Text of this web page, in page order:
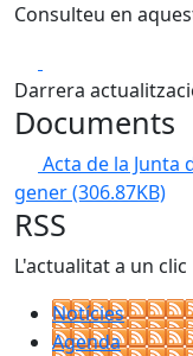
Consulteu en
Darrera
Documents
Acta de la Junta
gener(306.87KB)
RSS
L'actualitat a un clic
Notícies
Agenda